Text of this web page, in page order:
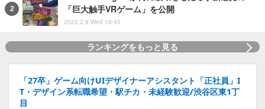
「巨大触手VRゲーム」を公開
2022.2.9 Wed 18:45
ランキングをもっと見る
「27卒」ゲーム向けUIデザイナーアシスタント「正社員」I
T・デザイン系転職希望・駅チカ・未経験歓迎/渋谷区東1丁
目